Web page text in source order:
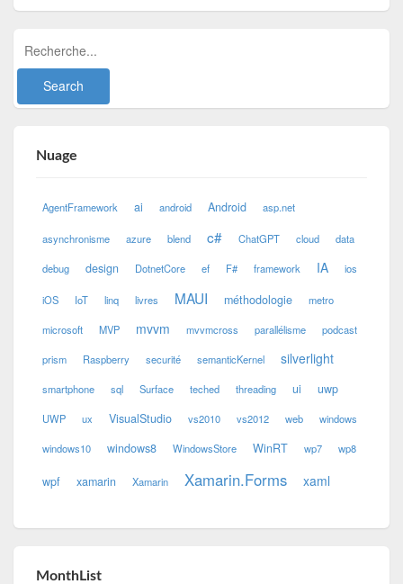
Nuage
AgentFramework ai android Android asp.net
asynchronisme azure blend c# ChatGPT cloud data
debug design DotnetCore ef F# framework IA ios
iOS IoT linq livres MAUI méthodologie metro
microsoft MVP mvvm mvvmcross parallélisme podcast
prism Raspberry securité semanticKernel silverlight
smartphone sql Surface teched threading ui uwp
UWP ux VisualStudio vs2010 vs2012 web windows
windows10 windows8 WindowsStore WinRT wp7 wp8
wpf xamarin Xamarin Xamarin.Forms xaml
MonthList